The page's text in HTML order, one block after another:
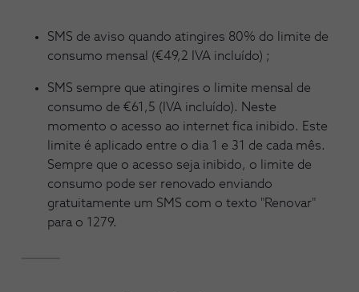
SMS de aviso quando atingires 80% do limite de
consumo mensal (€49,2 IVA incluído) ;
SMS sempre que atingires o limite mensal de
consumo de €61,5 (IVA incluído). Neste
momento o acesso ao internet fica inibido. Este
limite é aplicado entre o dia 1 e 31 de cada mês.
Sempre que o acesso seja inibido, o limite de
consumo pode ser renovado enviando
gratuitamente um SMS com o texto "Renovar"
para o 1279.